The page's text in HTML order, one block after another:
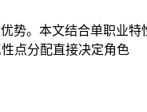
势。本文结合单职业
点分配直接决定角色